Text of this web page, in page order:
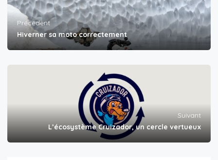
Précédent
Hiverner sa moto correctement
Suivant
L’écosystème Cruizador, un cercle vertueux